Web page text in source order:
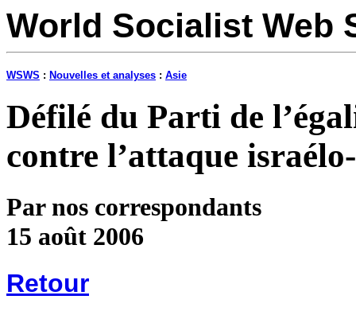
World Socialist Web
WSWS : Nouvelles et analyses : Asie
Défilé du Parti de
contre l’attaque
Par nos correspondants
15 août 2006
Retour